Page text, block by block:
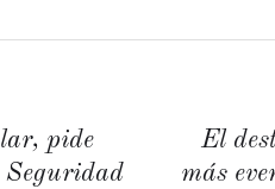
pide
Seguridad
El
más